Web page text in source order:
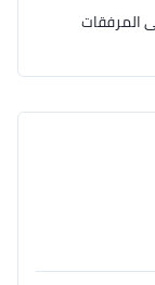
المرفقات